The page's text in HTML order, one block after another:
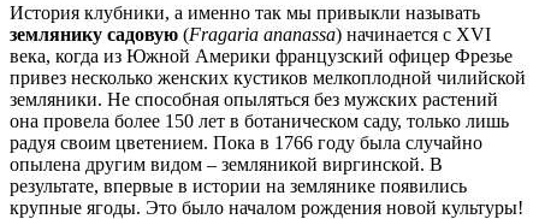
История клубники, а именно так мы привыкли называть
землянику садовую (Fragaria ananassa) начинается с XVI
века, когда из Южной Америки французский офицер Фрезье
привез несколько женских кустиков мелкоплодной чилийской
земляники. Не способная опыляться без мужских растений
она провела более 150 лет в ботаническом саду, только лишь
радуя своим цветением. Пока в 1766 году была случайно
опылена другим видом – земляникой виргинской. В
результате, впервые в истории на землянике появились
крупные ягоды. Это было началом рождения новой культуры!